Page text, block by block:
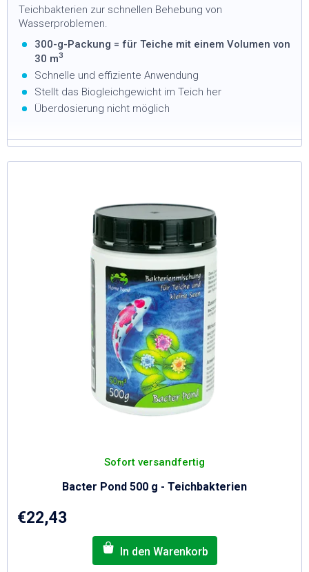
Teichbakterien zur schnellen Behebung von
Wasserproblemen.
300-g-Packung = für Teiche mit einem Volumen von
30 m3
Schnelle und effiziente Anwendung
Stellt das Biogleichgewicht im Teich her
Überdosierung nicht möglich
Bacter Pond 500 g - Teichbakterien
Sofort versandfertig
€22,43